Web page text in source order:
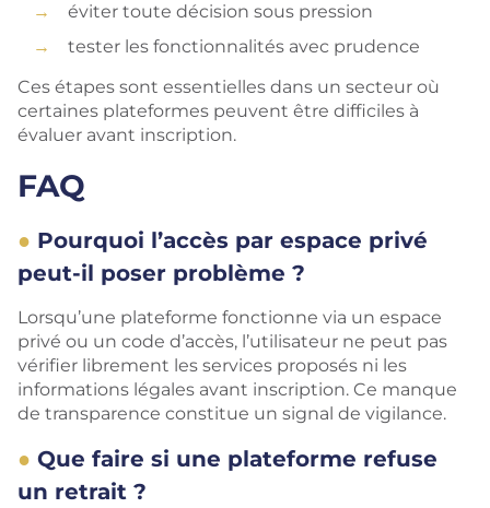
éviter toute décision sous pression
tester les fonctionnalités avec prudence
Ces étapes sont essentielles dans un secteur où
certaines plateformes peuvent être difficiles à
évaluer avant inscription.
FAQ
Pourquoi l’accès par espace privé
peut-il poser problème ?
Lorsqu’une plateforme fonctionne via un espace
privé ou un code d’accès, l’utilisateur ne peut pas
vérifier librement les services proposés ni les
informations légales avant inscription. Ce manque
de transparence constitue un signal de vigilance.
Que faire si une plateforme refuse
un retrait ?